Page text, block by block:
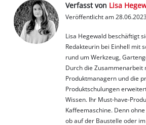
Verfasst von Lisa
Veröffentlicht am
Lisa Hegewald beschäftigt
Redakteurin bei Einhell mit
rund um Werkzeug,
Durch die Zusammenarbeit
Produktmanagern und die
Produktschulungen
Wissen. Ihr Must-have-
Kaffeemaschine. Denn
ob auf der Baustelle oder